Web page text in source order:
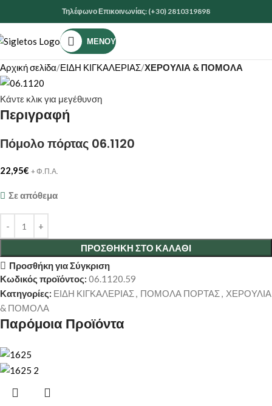
Τηλέφωνο Επικοινωνίας: (+30) 2810319898
ΜΕΝΟΎ
Αρχική σελίδα ΕΙΔΗ ΚΙΓΚΑΛΕΡΙΑΣ ΧΕΡΟΥΛΙΑ & ΠΟΜΟΛΑ
Κάντε κλικ για μεγέθυνση
Περιγραφή
Πόμολο πόρτας 06.1120
22,95€ + Φ.Π.Α.
Σε απόθεμα
ΠΡΟΣΘΉΚΗ ΣΤΟ ΚΑΛΆΘΙ
Προσθήκη για Σύγκριση
Κωδικός προϊόντος: 06.1120.59
Κατηγορίες: ΕΙΔΗ ΚΙΓΚΑΛΕΡΙΑΣ, ΠΟΜΟΛΑ ΠΟΡΤΑΣ, ΧΕΡΟΥΛΙΑ
& ΠΟΜΟΛΑ
Παρόμοια Προϊόντα